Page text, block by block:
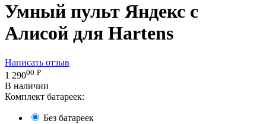
Умный пульт Яндекс с
Алисой для Hartens
Написать отзыв
1 29000 Р
В наличии
Комплект батареек:
Без батареек